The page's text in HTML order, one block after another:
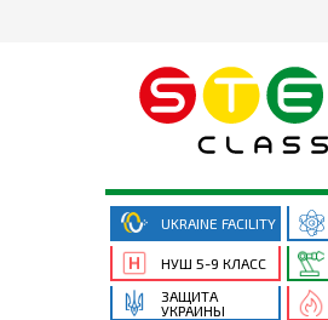
UKRAINE FACILITY
НУШ 5-9 КЛАСС
ЗАЩИТА
УКРАИНЫ